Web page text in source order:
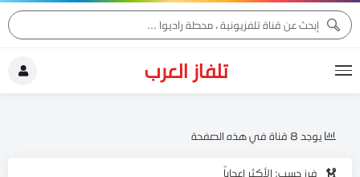
تلفاز العرب
فرز حسب: الأكثر إعجاباً
يوجد 8 قناة في هذه الصفحة